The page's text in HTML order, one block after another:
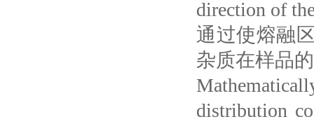
direction of
通过使熔融
杂质在样品
distribution